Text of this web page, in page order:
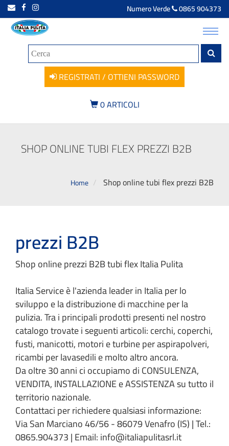
Numero Verde 0865 904373
REGISTRATI / OTTIENI PASSWORD
0ARTICOLI
SHOP ONLINE TUBI FLEX PREZZI B2B
Home Shop online tubi flex prezzi B2B
prezzi B2B
Shop online prezzi B2B tubi flex Italia Pulita
Italia Service è l'azienda leader in Italia per lo
sviluppo e la distribuzione di macchine per la
pulizia. Tra i principali prodotti presenti nel nostro
catalogo trovate i seguenti articoli: cerchi, coperchi,
fusti, manicotti, motori e turbine per aspirapolveri,
ricambi per lavasedili e molto altro ancora.
Da oltre 30 anni ci occupiamo di CONSULENZA,
VENDITA, INSTALLAZIONE e ASSISTENZA su tutto il
territorio nazionale.
Contattaci per richiedere qualsiasi informazione:
Via San Marciano 46/56 - 86079 Venafro (IS) | Tel.:
0865.904373 | Email: info@italiapulitasrl.it